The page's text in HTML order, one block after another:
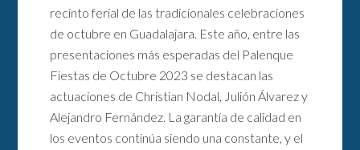
recinto ferial de las tradicionales celebraciones
de octubre en Guadalajara. Este año, entre las
presentaciones más esperadas del Palenque
Fiestas de Octubre 2023 se destacan las
actuaciones de Christian Nodal, Julión Álvarez y
Alejandro Fernández. La garantía de calidad en
los eventos continúa siendo una constante, y el